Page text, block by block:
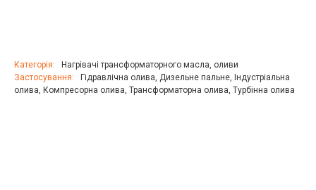
Категорія:
Нагрівачі трансформаторного масла, оливи
Застосування:
Гідравлічна олива, Дизельне пальне, Індустріальна
олива, Компресорна олива, Трансформаторна олива, Турбінна олива